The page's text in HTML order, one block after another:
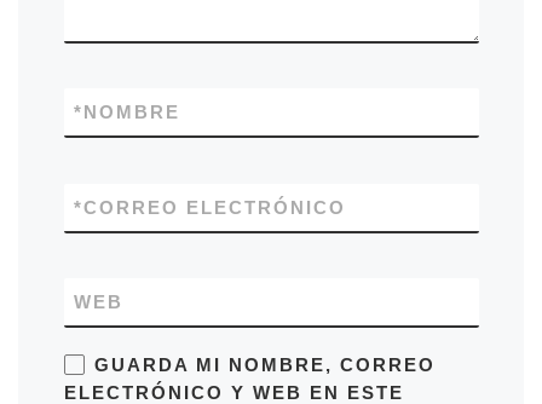
NOMBRE
*
CORREO ELECTRÓNICO
*
WEB
GUARDA MI NOMBRE, CORREO
ELECTRÓNICO Y WEB EN ESTE